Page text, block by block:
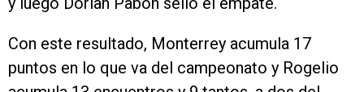
Con este resultado, Monterrey acumula 17
puntos en lo que va del campeonato y Rogelio